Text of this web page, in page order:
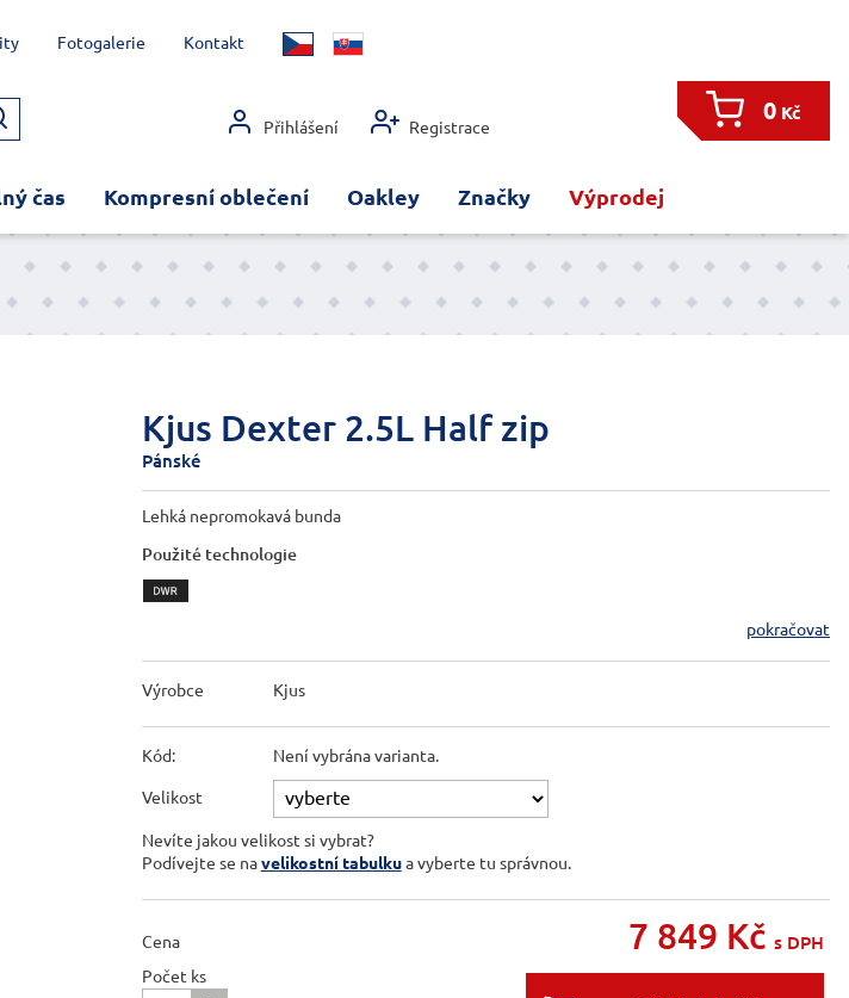
Přihlášení Registrace
0Kč
čas Kompresní oblečení Oakley Značky Výprodej
Fotogalerie Kontakt
Kjus Dexter 2.5L Half zip
Pánské
Lehká nepromokavá bunda
Použité technologie
pokračovat
Výrobce Kjus
Kód: Není vybrána varianta.
Velikost
Nevíte jakou velikost si vybrat?
Podívejte se navelikostní tabulkua vyberte tu správnou.
Cena 7 849 Kč s DPH
Počet ks